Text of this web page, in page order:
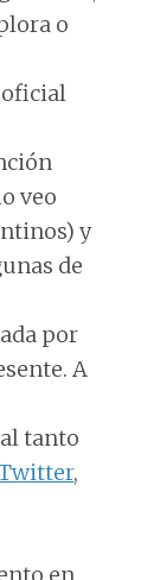
o
veo
y
de
por
A
tanto
,
en